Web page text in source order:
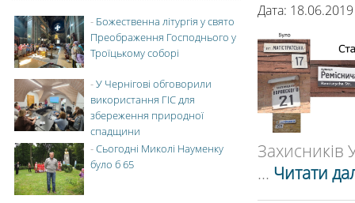
Дата:
Захисників
... Читати
- Божественна літургія у свято
Преображення Господнього у
Троїцькому соборі
-У Чернігові обговорили
використання ГІС для
збереження природної
спадщини
-Сьогодні Миколі Науменку
було б 65